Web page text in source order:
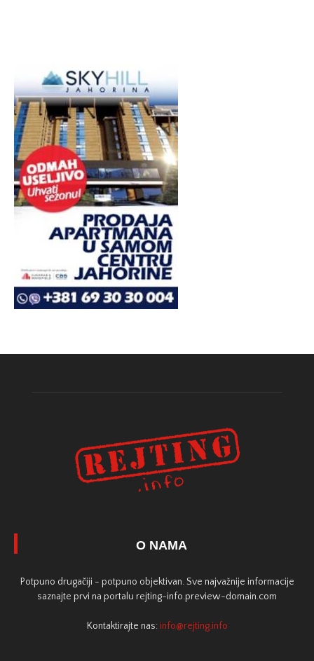
O NAMA
Potpuno drugačiji - potpuno objektivan. Sve najvažnije informacije
saznajte prvi na portalu rejting-info.preview-domain.com
Kontaktirajte nas: info@rejting.info